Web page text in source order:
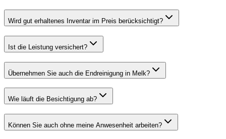
Wird gut erhaltenes Inventar im Preis berücksichtigt?
Ist die Leistung versichert?
Übernehmen Sie auch die Endreinigung in Melk?
Wie läuft die Besichtigung ab?
Können Sie auch ohne meine Anwesenheit arbeiten?